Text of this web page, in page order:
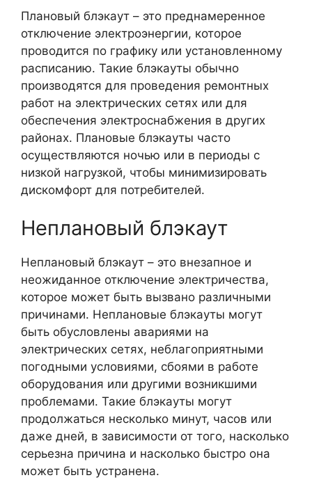
Плановый блэкаут – это преднамеренное
отключение электроэнергии, которое
проводится по графику или установленному
расписанию. Такие блэкауты обычно
производятся для проведения ремонтных
работ на электрических сетях или для
обеспечения электроснабжения в других
районах. Плановые блэкауты часто
осуществляются ночью или в периоды с
низкой нагрузкой, чтобы минимизировать
дискомфорт для потребителей.
Неплановый блэкаут
Неплановый блэкаут – это внезапное и
неожиданное отключение электричества,
которое может быть вызвано различными
причинами. Неплановые блэкауты могут
быть обусловлены авариями на
электрических сетях, неблагоприятными
погодными условиями, сбоями в работе
оборудования или другими возникшими
проблемами. Такие блэкауты могут
продолжаться несколько минут, часов или
даже дней, в зависимости от того, насколько
серьезна причина и насколько быстро она
может быть устранена.